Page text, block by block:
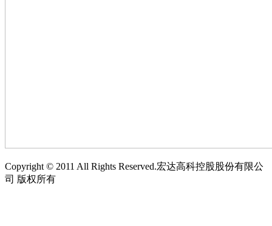
Copyright © 2011 All Rights Reserved.宏达高科控股股份有限公
司 版权所有